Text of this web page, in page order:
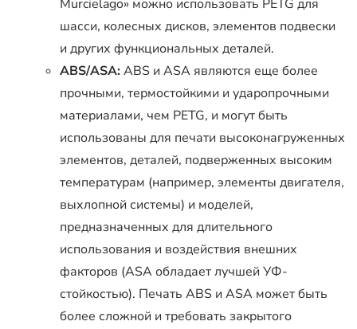
Murcielago» можно использовать PETG для
шасси, колесных дисков, элементов подвески
и других функциональных деталей.
ABS/ASA:ABS и ASA являются еще более
прочными, термостойкими и ударопрочными
материалами, чем PETG, и могут быть
использованы для печати высоконагруженных
элементов, деталей, подверженных высоким
температурам (например, элементы двигателя,
выхлопной системы) и моделей,
предназначенных для длительного
использования и воздействия внешних
факторов (ASA обладает лучшей УФ-
стойкостью). Печать ABS и ASA может быть
более сложной и требовать закрытого